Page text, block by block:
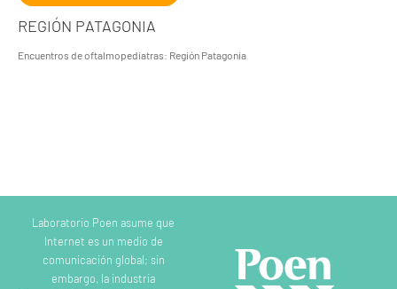
REGIÓN PATAGONIA
Encuentros de oftalmopediatras: Región Patagonia
Laboratorio Poen asume que
Internet es un medio de
comunicación global; sin
embargo, la industria